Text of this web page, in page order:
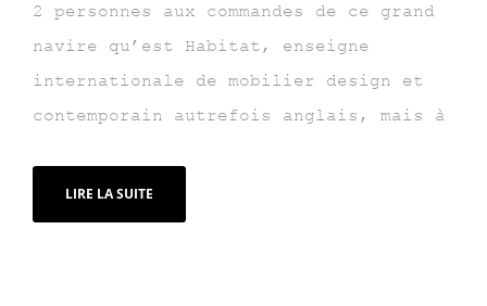
2 personnes aux commandes de ce grand
navire qu’est Habitat, enseigne
internationale de mobilier design et
contemporain autrefois anglais, mais à
LIRE LA SUITE